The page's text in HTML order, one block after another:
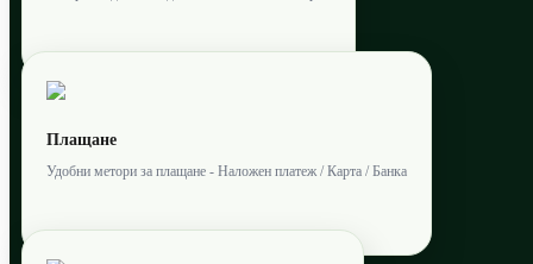
Плащане
Удобни метори за плащане - Наложен платеж / Карта / Банка